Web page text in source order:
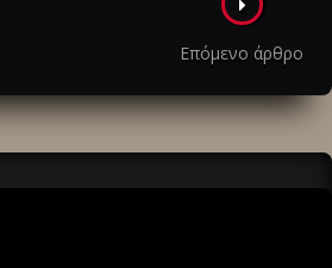
Επόμενο άρθρο